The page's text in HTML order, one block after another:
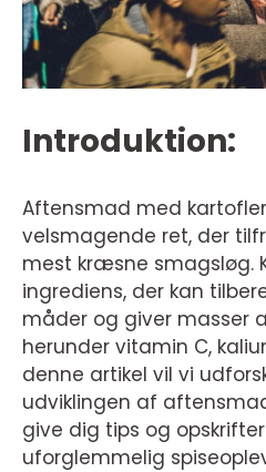
Introduktion:
Aftensmad med
velsmagende ret, der
mest kræsne smagsløg.
ingrediens, der kan
måder og giver masser
herunder vitamin C,
denne artikel vil vi
udviklingen af
give dig tips og
uforglemmelig